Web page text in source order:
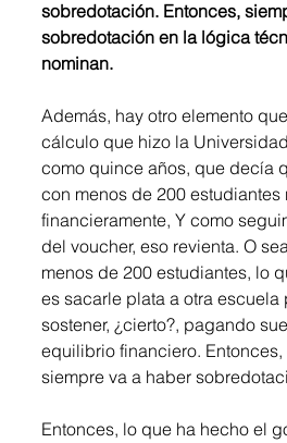
sobredotación. Entonces,
sobredotación en la lógica
nominan.
Además, hay otro elemento
cálculo que hizo la
como quince años, que decía
con menos de 200 estudiantes
financieramente, Y como
del voucher, eso revienta. O
menos de 200 estudiantes, lo
es sacarle plata a otra escuela
sostener, ¿cierto?, pagando
equilibrio financiero.
siempre va a haber
Entonces, lo que ha hecho el